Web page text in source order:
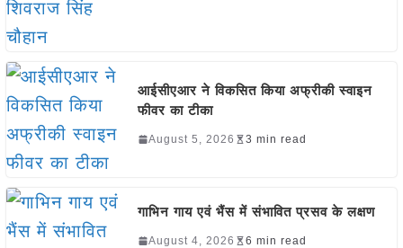
आईसीएआर ने विकसित किया अफ्रीकी स्वाइन
फीवर का टीका
August 5, 2026 3 min read
गाभिन गाय एवं भैंस में संभावित प्रसव के लक्षण
August 4, 2026 6 min read